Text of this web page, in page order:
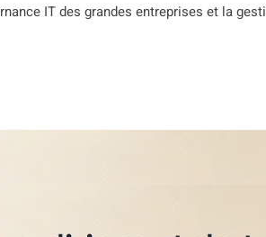
IT des grandes entreprises et la